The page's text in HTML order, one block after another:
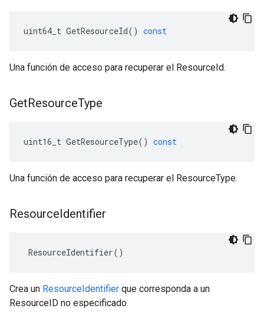
uint64_t GetResourceId() const
Una función de acceso para recuperar el ResourceId.
GetResourceType
uint16_t GetResourceType() const
Una función de acceso para recuperar el ResourceType.
ResourceIdentifier
ResourceIdentifier()
Crea un ResourceIdentifier que corresponda a un
ResourceID no especificado.